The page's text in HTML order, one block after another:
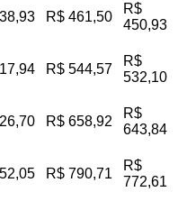
R$ 461,50
R$
450,93
R$ 544,57
R$
532,10
R$ 658,92
R$
643,84
R$ 790,71
R$
772,61